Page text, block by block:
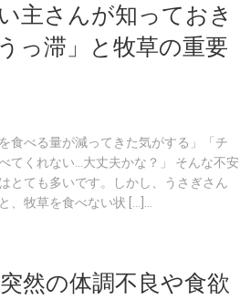
主さんが知っておき
っ滞」と牧草の重要
食べる量が減ってきた気がする」「チ
てくれない…大丈夫かな？」 そんな不安
とても多いです。しかし、うさぎさん
、牧草を食べない状 […]...
然の体調不良や食欲